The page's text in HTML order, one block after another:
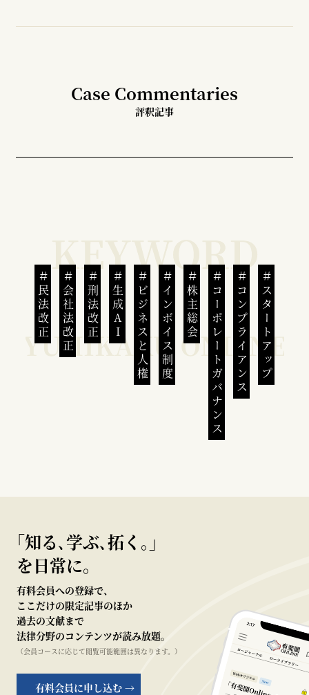
Case Commentaries
評釈記事
民法改正 会社法改正 刑法改正 生成AI ビジネスと人権インボイス制度 株主総会 コーポレートガバナンスコンプライアンススタートアップ
｢知る､学ぶ､拓く｡｣
を日常に。
有料会員への登録で、
ここだけの限定記事のほか
過去の文献まで
法律分野のコンテンツが読み放題。
（会員コースに応じて閲覧可能範囲は異なります。）
有料会員に申し込む →